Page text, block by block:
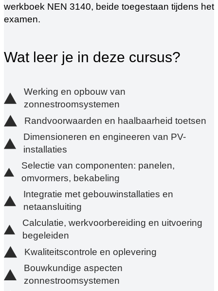
werkboek NEN 3140, beide toegestaan tijdens het
examen.
Wat leer je in deze cursus?
Werking en opbouw van
zonnestroomsystemen
Randvoorwaarden en haalbaarheid toetsen
Dimensioneren en engineeren van PV-
installaties
Selectie van componenten: panelen,
omvormers, bekabeling
Integratie met gebouwinstallaties en
netaansluiting
Calculatie, werkvoorbereiding en uitvoering
begeleiden
Kwaliteitscontrole en oplevering
Bouwkundige aspecten
zonnestroomsystemen